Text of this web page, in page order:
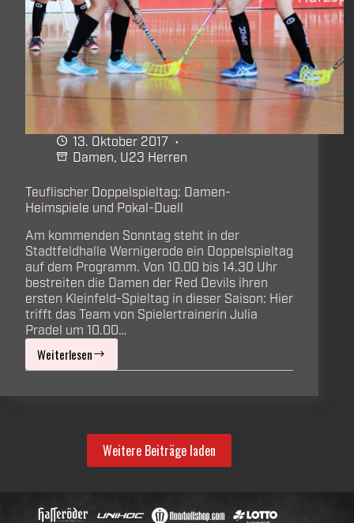
13. Oktober 2017
Damen, U23 Herren
Teuflischer Doppelspieltag: Damen-
Heimspiele und Pokal-Duell
Am kommenden Sonntag steht in der
Stadtfeldhalle Wernigerode ein Doppelspieltag
auf dem Programm. Von 10.00 bis 14.30 Uhr
bestreiten die Damen der Red Devils ihren
ersten Kleinfeld-Spieltag in dieser Saison: Hier
trifft das Team von Spielertrainerin Julia
Pradel um 10.00…
Weiterlesen
Teuflischer
Heimspiele
Duell
Weitere Beiträge laden